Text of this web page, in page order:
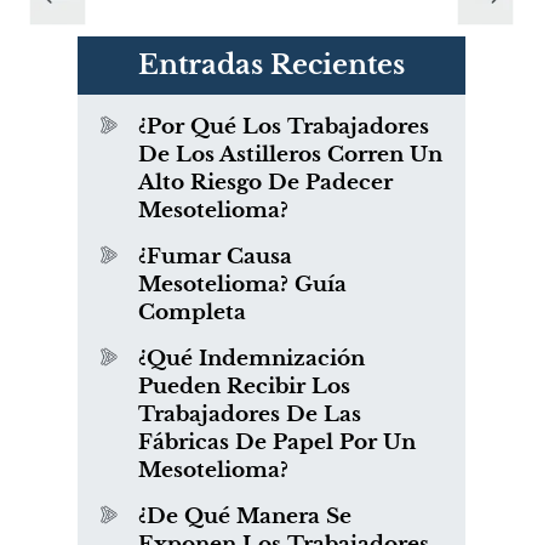
Entradas Recientes
¿Por Qué Los Trabajadores
De Los Astilleros Corren Un
Alto Riesgo De Padecer
Mesotelioma?
¿Fumar Causa
Mesotelioma? Guía
Completa
¿Qué Indemnización
Pueden Recibir Los
Trabajadores De Las
Fábricas De Papel Por Un
Mesotelioma?
¿De Qué Manera Se